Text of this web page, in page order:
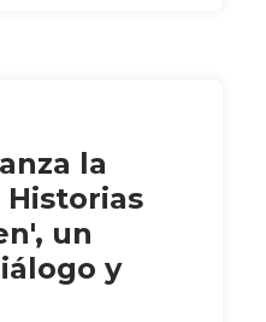
la
Historias
un
y